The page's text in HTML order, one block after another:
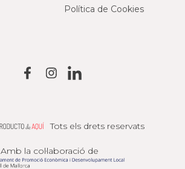
Política de Cookies
Amb la col·laboració de
Producto de AquíTots els drets reservats